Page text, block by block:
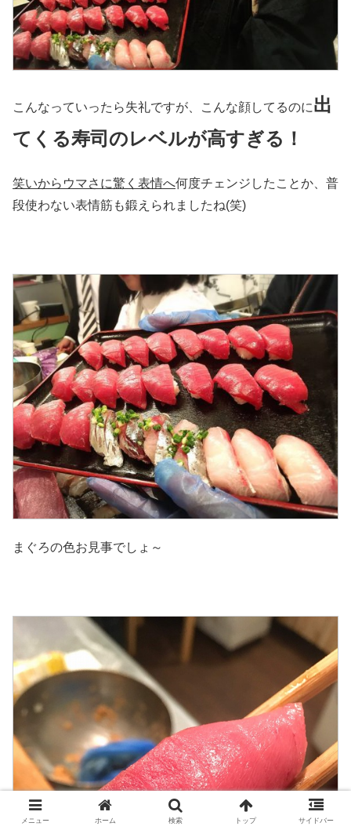
こんなっていったら失礼ですが、こんな顔してるのに出
てくる寿司のレベルが高すぎる！
笑いからウマさに驚く表情へ何度チェンジしたことか、普
段使わない表情筋も鍛えられましたね(笑)
まぐろの色お見事でしょ～
メニュー ホーム 検索 トップ サイドバー